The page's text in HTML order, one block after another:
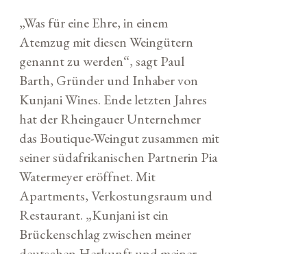
„Was für eine Ehre, in einem
Atemzug mit diesen Weingütern
genannt zu werden“, sagt Paul
Barth, Gründer und Inhaber von
Kunjani Wines. Ende letzten Jahres
hat der Rheingauer Unternehmer
das Boutique-Weingut zusammen mit
seiner südafrikanischen Partnerin Pia
Watermeyer eröffnet. Mit
Apartments, Verkostungsraum und
Restaurant. „Kunjani ist ein
Brückenschlag zwischen meiner